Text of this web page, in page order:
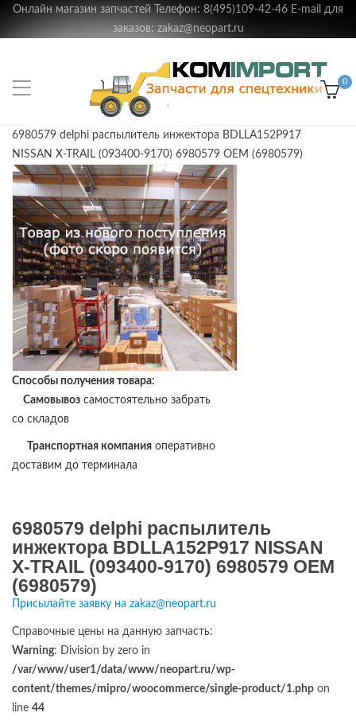
Онлайн магазин запчастей Телефон: 8(495)109-42-46 E-mail для
заказов: zakaz@neopart.ru
0
6980579 delphi распылитель инжектора BDLLA152P917
NISSAN X-TRAIL (093400-9170) 6980579 OEM (6980579)
Способы получения товара:
Самовывоз самостоятельно забрать
со складов
Транспортная компания оперативно
доставим до терминала
6980579 delphi распылитель
инжектора BDLLA152P917 NISSAN
X-TRAIL (093400-9170) 6980579 OEM
(6980579)
Присылайте заявку на zakaz@neopart.ru
Справочные цены на данную запчасть:
Warning: Division by zero in
/var/www/user1/data/www/neopart.ru/wp-
content/themes/mipro/woocommerce/single-product/1.php on
line 44